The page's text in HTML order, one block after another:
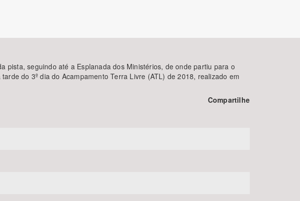
pista, seguindo até a Esplanada dos Ministérios, de onde partiu para o
do 3º dia do Acampamento Terra Livre (ATL) de 2018, realizado em
Compartilhe